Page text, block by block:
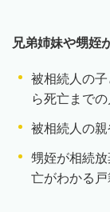
兄弟姉妹や甥姪
被相続人の
ら死亡まで
被相続人の
甥姪が相続
亡がわかる戸